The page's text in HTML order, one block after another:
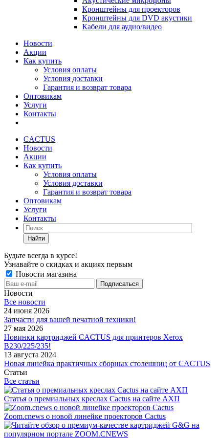
Кронштейны для проекторов
Кронштейны для DVD акустики
Кабели для аудио/видео
Новости
Акции
Как купить
Условия оплаты
Условия доставки
Гарантия и возврат товара
Оптовикам
Услуги
Контакты
CACTUS
Новости
Акции
Как купить
Условия оплаты
Условия доставки
Гарантия и возврат товара
Оптовикам
Услуги
Контакты
Найти
Будьте всегда в курсе!
Узнавайте о скидках и акциях первым
Новости магазина
Новости
Все новости
24 июня 2026
Запчасти для вашей печатной техники!
27 мая 2026
Новинки картриджей CACTUS для принтеров Xerox
B230/225/235!
13 августа 2024
Новая линейка практичных сборных столешниц от CACTUS
Статьи
Все статьи
Статья о премиальных креслах Cactus на сайте АХП
Zoom.cnews о новой линейке проекторов Cactus